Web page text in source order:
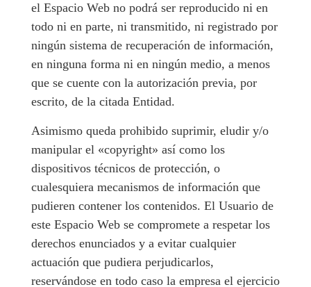
el Espacio Web no podrá ser reproducido ni en
todo ni en parte, ni transmitido, ni registrado por
ningún sistema de recuperación de información,
en ninguna forma ni en ningún medio, a menos
que se cuente con la autorización previa, por
escrito, de la citada Entidad.
Asimismo queda prohibido suprimir, eludir y/o
manipular el «copyright» así como los
dispositivos técnicos de protección, o
cualesquiera mecanismos de información que
pudieren contener los contenidos. El Usuario de
este Espacio Web se compromete a respetar los
derechos enunciados y a evitar cualquier
actuación que pudiera perjudicarlos,
reservándose en todo caso la empresa el ejercicio